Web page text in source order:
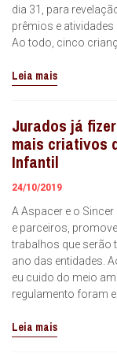
dia 31, para
prêmios e
Ao todo, cinco
Leia mais
Jurados já
mais criativos
Infantil
24/10/2019
A Aspacer e o
e parceiros,
trabalhos que serão
ano das entidades.
eu cuido do meio
regulamento foram
Leia mais